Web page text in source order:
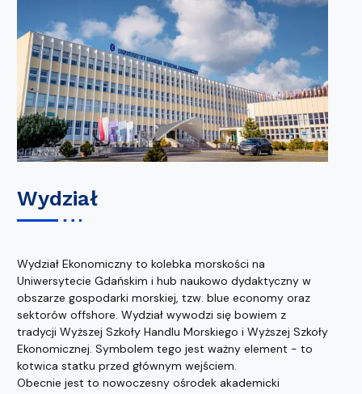
Wydział
Wydział Ekonomiczny to kolebka morskości na
Uniwersytecie Gdańskim i hub naukowo dydaktyczny w
obszarze gospodarki morskiej, tzw. blue economy oraz
sektorów offshore. Wydział wywodzi się bowiem z
tradycji Wyższej Szkoły Handlu Morskiego i Wyższej Szkoły
Ekonomicznej. Symbolem tego jest ważny element - to
kotwica statku przed głównym wejściem.
Obecnie jest to nowoczesny ośrodek akademicki